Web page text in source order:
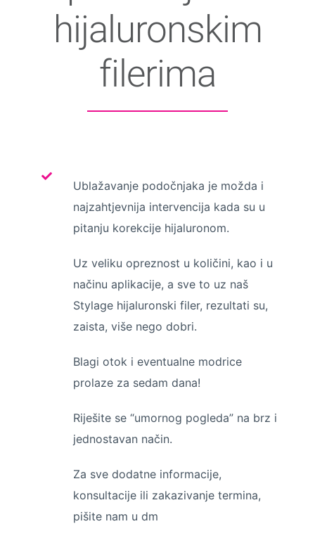
hijaluronskim
filerima
Ublažavanje podočnjaka je možda i
najzahtjevnija intervencija kada su u
pitanju korekcije hijaluronom.
Uz veliku opreznost u količini, kao i u
načinu aplikacije, a sve to uz naš
Stylage hijaluronski filer, rezultati su,
zaista, više nego dobri.
Blagi otok i eventualne modrice
prolaze za sedam dana!
Riješite se “umornog pogleda” na brz i
jednostavan način.
Za sve dodatne informacije,
konsultacije ili zakazivanje termina,
pišite nam u dm